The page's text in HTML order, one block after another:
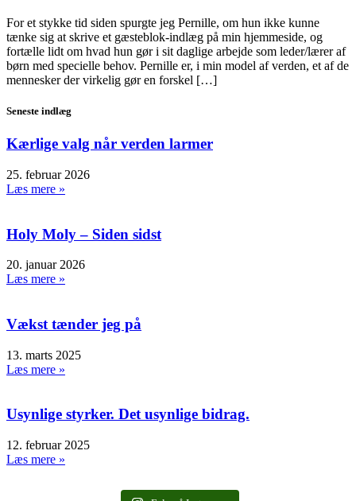
For et stykke tid siden spurgte jeg Pernille, om hun ikke kunne
tænke sig at skrive et gæsteblok-indlæg på min hjemmeside, og
fortælle lidt om hvad hun gør i sit daglige arbejde som leder/lærer af
børn med specielle behov. Pernille er, i min model af verden, et af de
mennesker der virkelig gør en forskel […]
Seneste indlæg
Kærlige valg når verden larmer
25. februar 2026
Læs mere »
Holy Moly – Siden sidst
20. januar 2026
Læs mere »
Vækst tænder jeg på
13. marts 2025
Læs mere »
Usynlige styrker. Det usynlige bidrag.
12. februar 2025
Læs mere »